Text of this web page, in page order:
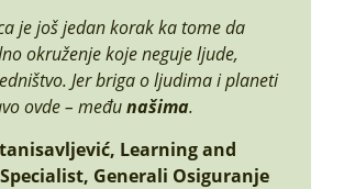
je još jedan korak ka tome da
okruženje koje neguje ljude,
Jer briga o ljudima i planeti
ovde – međunašima.
Learning and
Generali Osiguranje